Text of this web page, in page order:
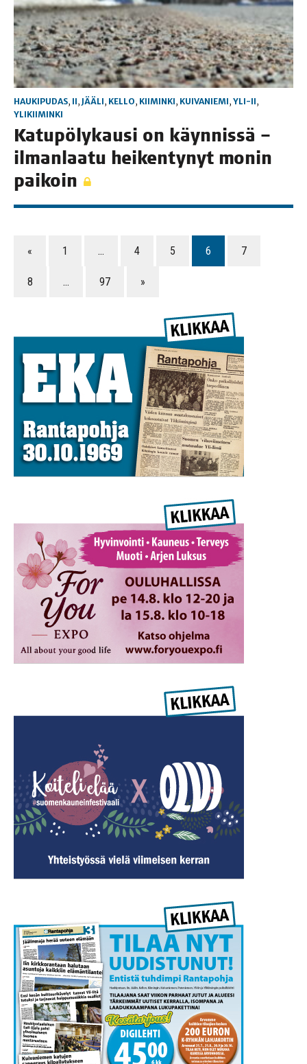
HAUKIPUDAS, II, JÄÄLI, KELLO, KIIMINKI, KUIVANIEMI, YLI-II,
YLIKIIMINKI
Katu­pö­ly­kausi on käyn­nis­sä –
ilman­laa­tu hei­ken­ty­nyt monin
paikoin
« 1 … 4 5 6 7
8 … 97 »